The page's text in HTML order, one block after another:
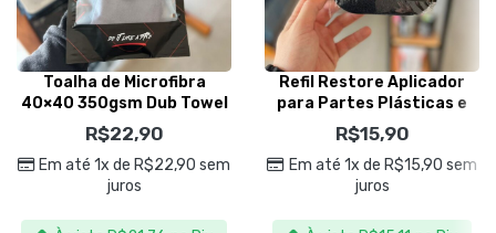
Toalha de Microfibra
40×40 350gsm Dub Towel
Cinza- Dub Boyz
R$22,90
Em até 1x de R$22,90 sem
juros
Refil Restore Aplicador
para Partes Plásticas e
Emborrachadas – Kers
R$15,90
Em até 1x de R$15,90 sem
juros